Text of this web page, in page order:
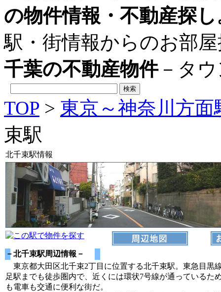
の物件情報・不動産探し
駅・街情報からのお部
千葉の不動産物件－タ
TOP > 東京～神奈川方面
束駅
北千束駅情報
－北千束駅周辺情報－
東京都大田区北千束2丁目に位置する北千束駅。東急目黒
足駅までも徒歩圏内で、近くには環状7号線が通っているた
も電車も交通に便利な街だ。